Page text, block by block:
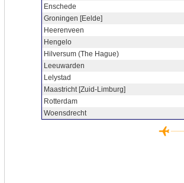
Enschede
Groningen [Eelde]
Heerenveen
Hengelo
Hilversum (The Hague)
Leeuwarden
Lelystad
Maastricht [Zuid-Limburg]
Rotterdam
Woensdrecht